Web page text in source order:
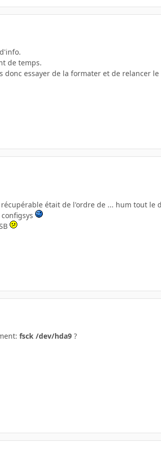
de temps.
essayer de la formater et de relancer le
était de l'ordre de ... hum tout le
fsck /dev/hda9 ?